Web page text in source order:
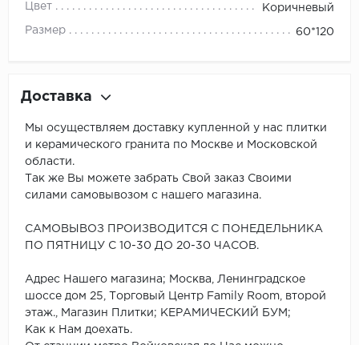
Цвет Коричневый
Размер 60*120
Доставка
Мы осуществляем доставку купленной у нас плитки
и керамического гранита по Москве и Московской
области.
Так же Вы можете забрать Свой заказ Своими
силами самовывозом с нашего магазина.
САМОВЫВОЗ ПРОИЗВОДИТСЯ С ПОНЕДЕЛЬНИКА
ПО ПЯТНИЦУ С 10-30 ДО 20-30 ЧАСОВ.
Адрес Нашего магазина; Москва, Ленинградское
шоссе дом 25, Торговый Центр Family Room, второй
этаж., Магазин Плитки; КЕРАМИЧЕСКИЙ БУМ;
Как к Нам доехать.